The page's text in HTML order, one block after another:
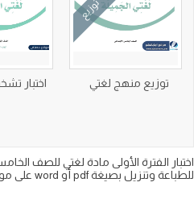
توزيع
توزيع منهج لغتي اختبار
للطباعة وتنزيل بصيغة pdf أو word على موقع اجاباتكم التعليمي